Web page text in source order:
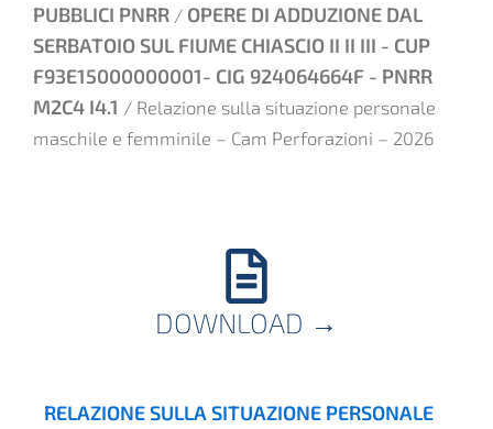
PUBBLICI PNRR / OPERE DI ADDUZIONE DAL
SERBATOIO SUL FIUME CHIASCIO II II III - CUP
F93E15000000001- CIG 924064664F - PNRR
M2C4 I4.1 / Relazione sulla situazione personale
maschile e femminile – Cam Perforazioni – 2026
DOWNLOAD →
RELAZIONE SULLA SITUAZIONE PERSONALE